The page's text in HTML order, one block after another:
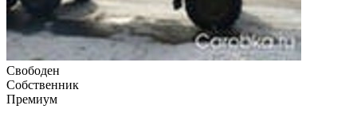
Свободен
Собственник
Премиум